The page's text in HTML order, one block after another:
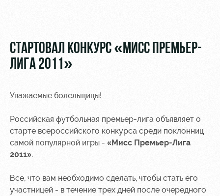
Арена
Организация
мероприятий
Аренда
полей
Аренда
площадей
Старт
Локо-Лето
Академия
Руководство
для
Банковская
карта
Программа
СТАРТОВАЛ КОНКУРС «МИСС ПРЕМЬЕР-
ЛИГА 2011»
Уважаемые болельщицы!
Российская футбольная премьер-лига объявляет о
старте всероссийского конкурса среди поклонниц
самой популярной игры - «Мисс Премьер-Лига
2011».
Все, что вам необходимо сделать, чтобы стать его
участницей - в течение трех дней после очередного